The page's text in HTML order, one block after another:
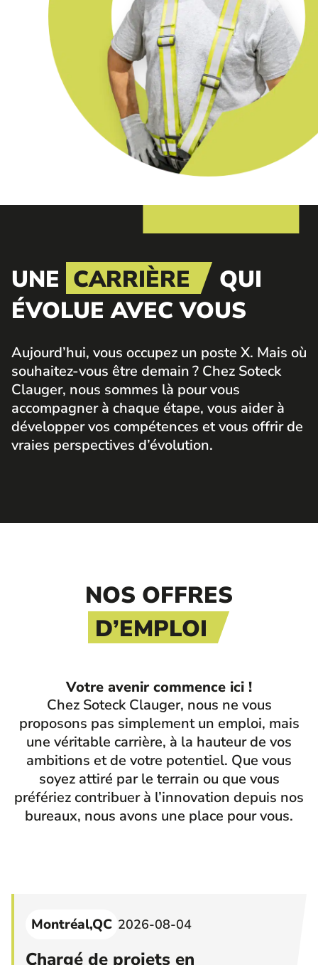
UNE CARRIÈRE
QUI
ÉVOLUE AVEC VOUS
Aujourd’hui, vous occupez un poste X. Mais où
souhaitez-vous être demain ? Chez Soteck
Clauger, nous sommes là pour vous
accompagner à chaque étape, vous aider à
développer vos compétences et vous offrir de
vraies perspectives d’évolution.
NOS OFFRES
D’EMPLOI
Votre avenir commence ici !
Chez Soteck Clauger, nous ne vous
proposons pas simplement un emploi, mais
une véritable carrière, à la hauteur de vos
ambitions et de votre potentiel. Que vous
soyez attiré par le terrain ou que vous
préfériez contribuer à l’innovation depuis nos
bureaux, nous avons une place pour vous.
Chargé de projets en
Montréal,QC 2026-08-04